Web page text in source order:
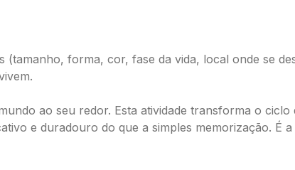
forma, cor, fase da vida, local onde se
ao seu redor. Esta atividade transforma o ciclo
e duradouro do que a simples memorização. É